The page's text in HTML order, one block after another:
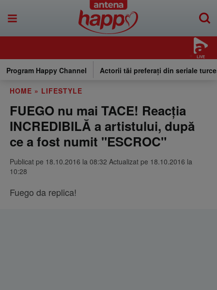
LIVE
Program Happy Channel Actorii tăi preferați din seriale
HOME » LIFESTYLE
FUEGO nu mai TACE! Reacţia
INCREDIBILĂ a artistului, după
ce a fost numit "ESCROC"
Publicat pe 18.10.2016 la 08:32 Actualizat pe 18.10.2016 la
10:28
Fuego da replica!